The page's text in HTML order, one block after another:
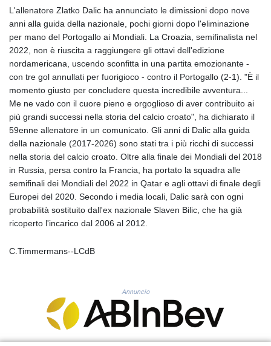
GGP 0.857346
GHS 13.535365
GIP 0.857346
GMD 85.360325
GNF 10130.304785
GTQ 8.80021
GYD 241.302858
HKD 9.049284
HNL 30.914302
HRK 7.536546
HTG 150.809283
HUF 364.573259
IDR 20594.998152
ILS 3.463666
IMP 0.857346
INR 109.83378
IQD 1510.89449
JOD 0.817863
JPY 182.641857
KES 149.279328
KGS 100.875887
L'allenatore Zlatko Dalic ha annunciato le dimissioni dopo nove
anni alla guida della nazionale, pochi giorni dopo l'eliminazione
per mano del Portogallo ai Mondiali. La Croazia, semifinalista nel
2022, non è riuscita a raggiungere gli ottavi dell'edizione
nordamericana, uscendo sconfitta in una partita emozionante -
con tre gol annullati per fuorigioco - contro il Portogallo (2-1). "È il
momento giusto per concludere questa incredibile avventura...
Me ne vado con il cuore pieno e orgoglioso di aver contribuito ai
più grandi successi nella storia del calcio croato", ha dichiarato il
59enne allenatore in un comunicato. Gli anni di Dalic alla guida
della nazionale (2017-2026) sono stati tra i più ricchi di successi
nella storia del calcio croato. Oltre alla finale dei Mondiali del 2018
in Russia, persa contro la Francia, ha portato la squadra alle
semifinali dei Mondiali del 2022 in Qatar e agli ottavi di finale degli
Europei del 2020. Secondo i media locali, Dalic sarà con ogni
probabilità sostituito dall'ex nazionale Slaven Bilic, che ha già
ricoperto l'incarico dal 2006 al 2012.
C.Timmermans--LCdB
Annuncio